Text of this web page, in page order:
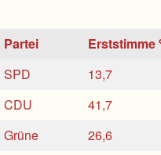
Partei Erststimme
SPD
13,7
CDU
41,7
Grüne
26,6